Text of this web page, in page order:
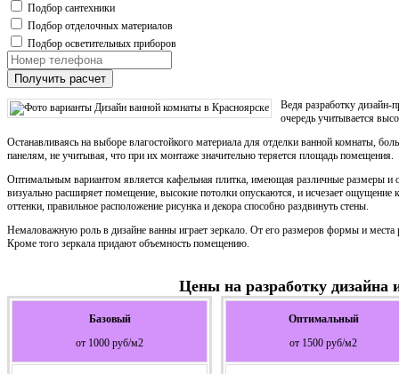
Подбор сантехники
Подбор отделочных материалов
Подбор осветительных приборов
Получить расчет
Ведя разработку дизайн-
очередь учитывается
Останавливаясь на выборе влагостойкого материала для отделки ванной комнаты,
панелям, не учитывая, что при их монтаже значительно теряется площадь помещения.
Оптимальным вариантом является кафельная плитка, имеющая различные размеры и
визуально расширяет помещение, высокие потолки опускаются, и исчезает ощущение
оттенки, правильное расположение рисунка и декора способно раздвинуть стены.
Немаловажную роль в дизайне ванны играет зеркало. От его размеров формы и
Кроме того зеркала придают объемность помещению.
Цены на разработку дизайна
Базовый
от 1000 руб/м2
Оптимальный
от 1500 руб/м2